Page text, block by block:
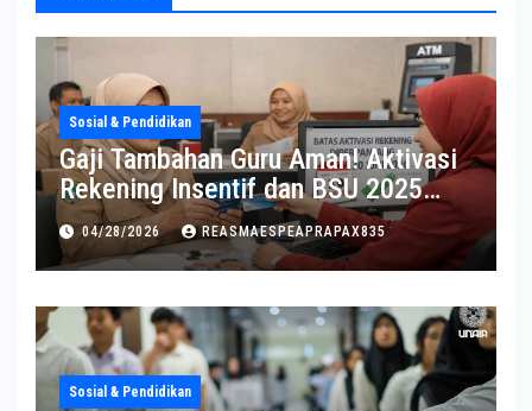
Sosial & Pendidikan
Gaji Tambahan Guru Aman! Aktivasi
Rekening Insentif dan BSU 2025
Diperpanjang
04/28/2026 REASMAESPEAPRAPAX835
Sosial & Pendidikan